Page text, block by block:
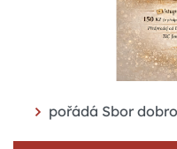
pořádá Sbor